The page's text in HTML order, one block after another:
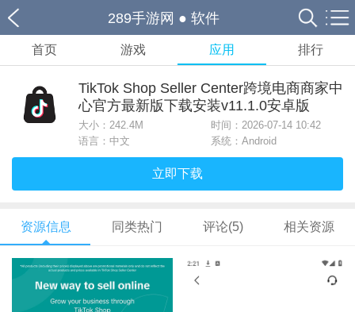
289手游网 ● 软件
首页 游戏 应用 排行
TikTok Shop Seller Center跨境电商商家中
心官方最新版下载安装v11.1.0安卓版
大小： 242.4M
时间：2026-07-14 10:42
语言：中文
系统：Android
立即下载
资源信息 同类热门 评论(5) 相关资源